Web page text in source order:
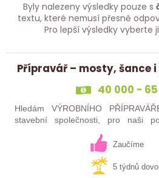
Byly nalezeny výsledky pouze s
textu, které nemusí přesně
Pro lepší výsledky vyberte
Přípravář – mosty, šance
40 000 -
Hledám VÝROBNÍHO
stavební společnosti, pro naši
MEZIŘÍČÍ. Pokud chcete
zajímavým zaměstnáním a realizovat
Zaučíme
5 týdnů